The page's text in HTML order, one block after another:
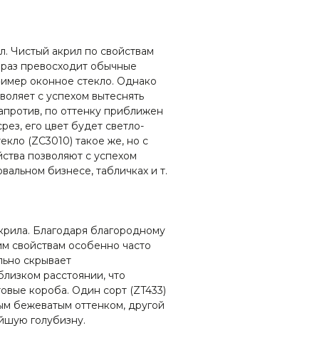
Чистый акрил по свойствам
превосходит обычные
оконное стекло. Однако
с успехом вытеснять
по оттенку приближен
его цвет будет светло-
(ZC3010) такое же, но с
позволяют с успехом
бизнесе, табличках и т.
Благодаря благородному
свойствам особенно часто
скрывает
расстоянии, что
короба. Один сорт (ZT433)
бежеватым оттенком, другой
голубизну.